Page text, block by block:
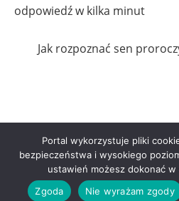
odpowiedź w kilka minut
Jak rozpoznać sen
Polityka
Copyright 2021 Tajemnice Magii.
Portal wykorzystuje pliki
bezpieczeństwa i wysokiego
ustawień możesz dokonać
Zgoda
Nie wyrażam zgody